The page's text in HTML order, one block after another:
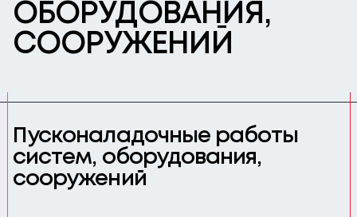
ОБОРУДОВАНИЯ,
СООРУЖЕНИЙ
Пусконаладочные работы
систем, оборудования,
сооружений